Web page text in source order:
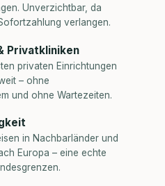
Unverzichtbar, da
verlangen.
Privatkliniken
privaten Einrichtungen
– ohne
und ohne Wartezeiten.
in Nachbarländer und
Europa – eine echte